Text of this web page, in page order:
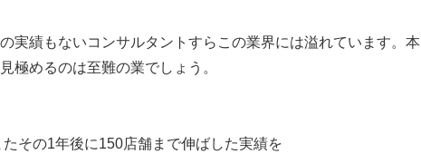
実績もないコンサルタントすらこの業界には溢れています。本
極めるのは至難の業でしょう。
その1年後に150店舗まで伸ばした実績を